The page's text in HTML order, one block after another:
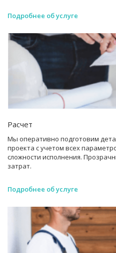
Подробнее об услуге
Расчет
Мы оперативно подготовим
проекта с учетом всех
сложности исполнения.
затрат.
Подробнее об услуге